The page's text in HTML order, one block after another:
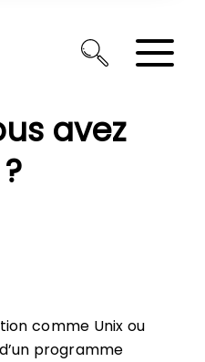
avez
comme Unix ou
programme